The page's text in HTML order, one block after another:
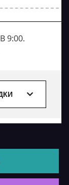
9:00.